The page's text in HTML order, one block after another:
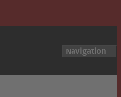
Navigation